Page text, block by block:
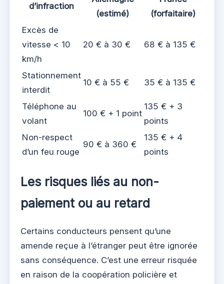
d’infraction
(estimé)
(forfaitaire)
Excès de
vitesse < 10
km/h
20 € à 30 € 68 € à 135 €
Stationnement
interdit
10 € à 55 € 35 € à 135 €
Téléphone au
volant
100 € + 1 point
135 € + 3
points
Non-respect
d’un feu rouge
90 € à 360 €
135 € + 4
points
Les risques liés au non-
paiement ou au retard
Certains conducteurs pensent qu’une
amende reçue à l’étranger peut être ignorée
sans conséquence. C’est une erreur risquée
en raison de la coopération policière et